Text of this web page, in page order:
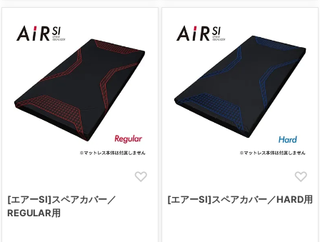
[エアーSI]スペアカバー／
REGULAR用
[エアーSI]スペアカバー／HARD用